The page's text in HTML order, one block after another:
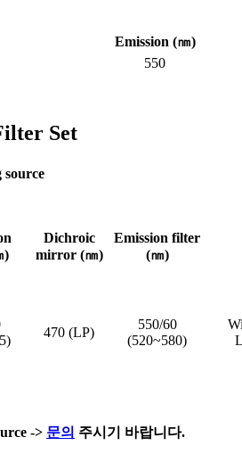
Emission (㎚)
550
Set
)
Dichroic
mirror (㎚)
Emission filter
(㎚)
470 (LP)
550/60
(520~580)
-> 문의 주시기 바랍니다.